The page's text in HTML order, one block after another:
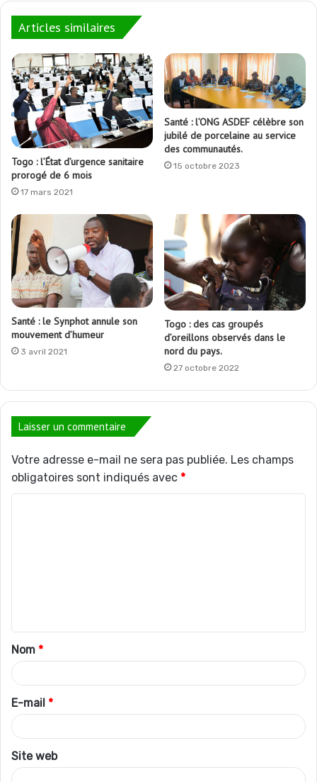
Articles similaires
Togo : l’État d’urgence sanitaire
prorogé de 6 mois
17 mars 2021
Santé : l’ONG ASDEF célèbre son
jubilé de porcelaine au service
des communautés.
15 octobre 2023
Santé : le Synphot annule son
mouvement d’humeur
3 avril 2021
Togo : des cas groupés
d’oreillons observés dans le
nord du pays.
27 octobre 2022
Laisser un commentaire
Votre adresse e-mail ne sera pas publiée. Les champs
obligatoires sont indiqués avec *
t
a
i
r
e
*
Nom *
E-mail *
Site web